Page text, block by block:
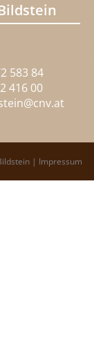
583 84
416 00
cnv.at
| Impressum